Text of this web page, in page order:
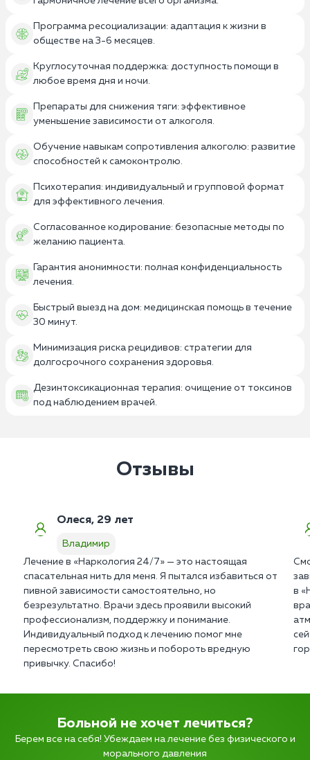
Программа ресоциализации: адаптация к жизни в
обществе на 3-6 месяцев.
Круглосуточная поддержка: доступность помощи в
любое время дня и ночи.
Препараты для снижения тяги: эффективное
уменьшение зависимости от алкоголя.
Обучение навыкам сопротивления алкоголю: развитие
способностей к самоконтролю.
Психотерапия: индивидуальный и групповой формат
для эффективного лечения.
Согласованное кодирование: безопасные методы по
желанию пациента.
Гарантия анонимности: полная конфиденциальность
лечения.
Быстрый выезд на дом: медицинская помощь в течение
30 минут.
Минимизация риска рецидивов: стратегии для
долгосрочного сохранения здоровья.
Дезинтоксикационная терапия: очищение от токсинов
под наблюдением врачей.
Отзывы
Олеся, 29 лет
Владимир
Лечение в «Наркология 24/7» — это настоящая
спасательная нить для меня. Я пытался избавиться от
пивной зависимости самостоятельно, но
безрезультатно. Врачи здесь проявили высокий
профессионализм, поддержку и понимание.
Индивидуальный подход к лечению помог мне
пересмотреть свою жизнь и побороть вредную
привычку. Спасибо!
в
Больной не хочет лечиться?
Берем все на себя! Убеждаем на лечение без физического и
морального давления